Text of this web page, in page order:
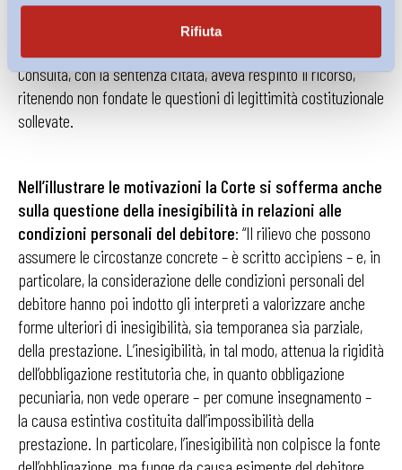
Rifiuta
sentenza additiva, che dichiarasse l’illegittimità costituzionale
dell’art. 2033 cod. civ. nei termini sopra enunciati. Ma la
Consulta, con la sentenza citata, aveva respinto il ricorso,
ritenendo non fondate le questioni di legittimità costituzionale
sollevate.
Nell’illustrare le motivazioni la Corte si sofferma anche
sulla questione della inesigibilità in relazioni alle
condizioni personali del debitore: “Il rilievo che possono
assumere le circostanze concrete – è scritto accipiens – e, in
particolare, la considerazione delle condizioni personali del
debitore hanno poi indotto gli interpreti a valorizzare anche
forme ulteriori di inesigibilità, sia temporanea sia parziale,
della prestazione. L’inesigibilità, in tal modo, attenua la rigidità
dell’obbligazione restitutoria che, in quanto obbligazione
pecuniaria, non vede operare – per comune insegnamento –
la causa estintiva costituita dall’impossibilità della
prestazione. In particolare, l’inesigibilità non colpisce la fonte